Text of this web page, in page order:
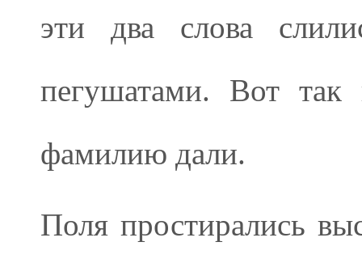
эти два слова
пегушатами. Вот так
фамилию дали.
Поля простирались